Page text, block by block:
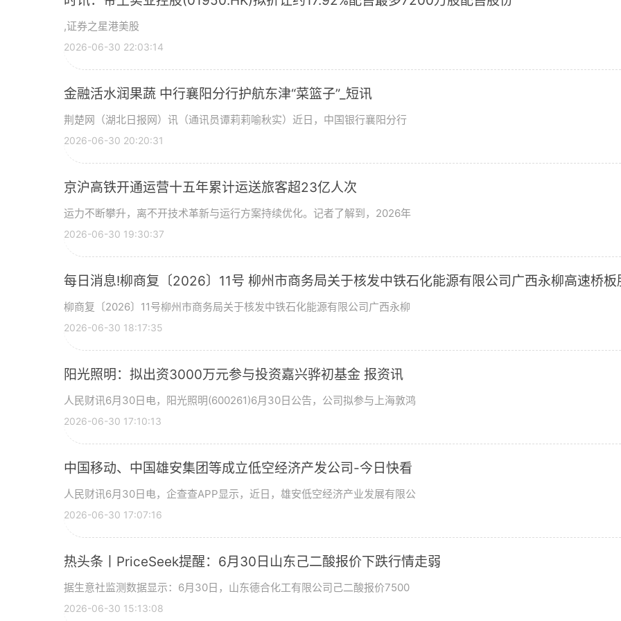
,证券之星港美股
2026-06-30 22:03:14
金融活水润果蔬 中行襄阳分行护航东津“菜篮子”_短讯
荆楚网（湖北日报网）讯（通讯员谭莉莉喻秋实）近日，中国银行襄阳分行
2026-06-30 20:20:31
京沪高铁开通运营十五年累计运送旅客超23亿人次
运力不断攀升，离不开技术革新与运行方案持续优化。记者了解到，2026年
2026-06-30 19:30:37
每日消息!柳商复〔2026〕11号 柳州市商务局关于核发中铁石化能源有限公司广西永柳高速桥板
区南区加油站等2座加油站成品油零售经营批准证书的批复
柳商复〔2026〕11号柳州市商务局关于核发中铁石化能源有限公司广西永柳
2026-06-30 18:17:35
阳光照明：拟出资3000万元参与投资嘉兴骅初基金 报资讯
人民财讯6月30日电，阳光照明(600261)6月30日公告，公司拟参与上海敦鸿
2026-06-30 17:10:13
中国移动、中国雄安集团等成立低空经济产发公司-今日快看
人民财讯6月30日电，企查查APP显示，近日，雄安低空经济产业发展有限公
2026-06-30 17:07:16
热头条丨PriceSeek提醒：6月30日山东己二酸报价下跌行情走弱
据生意社监测数据显示：6月30日，山东德合化工有限公司己二酸报价7500
2026-06-30 15:13:08